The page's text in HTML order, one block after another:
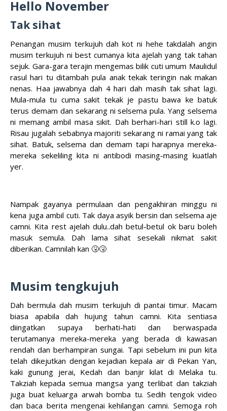
Hello November
Tak sihat
Penangan musim terkujuh dah kot ni hehe takdalah angin
musim terkujuh ni best cumanya kita ajelah yang tak tahan
sejuk. Gara-gara terajin mengemas bilik cuti umum Maulidul
rasul hari tu ditambah pula anak tekak teringin nak makan
nenas. Haa jawabnya dah 4 hari dah masih tak sihat lagi.
Mula-mula tu cuma sakit tekak je pastu bawa ke batuk
terus demam dan sekarang ni selsema pula. Yang selsema
ni memang ambil masa sikit. Dah berhari-hari still k.o lagi.
Risau jugalah sebabnya majoriti sekarang ni ramai yang tak
sihat. Batuk, selsema dan demam tapi harapnya mereka-
mereka sekeliling kita ni antibodi masing-masing kuatlah
yer.
Nampak gayanya permulaan dan pengakhiran minggu ni
kena juga ambil cuti. Tak daya asyik bersin dan selsema aje
camni. Kita rest ajelah dulu..dah betul-betul ok baru boleh
masuk semula. Dah lama sihat sesekali nikmat sakit
diberikan. Camnilah kan 🤧🤧
Musim tengkujuh
Dah bermula dah musim terkujuh di pantai timur. Macam
biasa apabila dah hujung tahun camni. Kita sentiasa
diingatkan supaya berhati-hati dan berwaspada
terutamanya mereka-mereka yang berada di kawasan
rendah dan berhampiran sungai. Tapi sebelum ini pun kita
telah dikejutkan dengan kejadian kepala air di Pekan Yan,
kaki gunung jerai, Kedah dan banjir kilat di Melaka tu.
Takziah kepada semua mangsa yang terlibat dan takziah
juga buat keluarga arwah bomba tu. Sedih tengok video
dan baca berita mengenai kehilangan camni. Semoga roh